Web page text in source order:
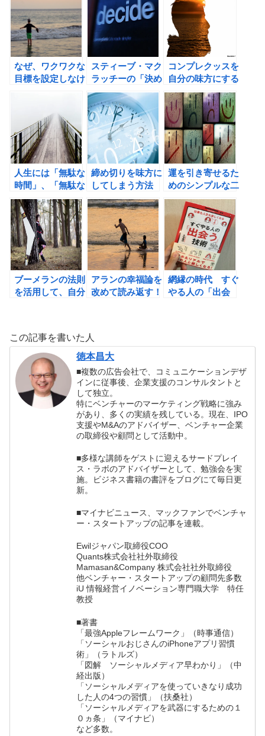
しよう！
ン）
なぜ、ワクワクな
目標を設定しなけ
スティーブ・マク
ラッチーの「決め
る―すべてを一瞬
で判断できるシン
プルな技法」の書
評
コンプレクッスを
自分の味方にする
方法
人生には「無駄な
時間」、「無駄な
経験」は、決して
ないのである。
締め切りを味方に
してしまう方法
運を引き寄せるた
めのシンプルな二
つのルール
ブーメランの法則
を活用して、自分
アランの幸福論を
改めて読み返す！
網縁の時代 すぐ
やる人の「出会
この記事を書いた人
徳本昌大
■複数の広告会社で、コミュニケーションデザ
インに従事後、企業支援のコンサルタントと
して独立。
特にベンチャーのマーケティング戦略に強み
があり、多くの実績を残している。現在、IPO
支援やM&Aのアドバイザー、ベンチャー企業
の取締役や顧問として活動中。
■多様な講師をゲストに迎えるサードプレイ
ス・ラボのアドバイザーとして、勉強会を実
施。ビジネス書籍の書評をブログにて毎日更
新。
■マイナビニュース、マックファンでベンチャ
ー・スタートアップの記事を連載。
Ewilジャパン取締役COO
Quants株式会社社外取締役
Mamasan&Company 株式会社社外取締役
他ベンチャー・スタートアップの顧問先多数
iU 情報経営イノベーション専門職大学 特任
教授
■著書
「最強Appleフレームワーク」（時事通信）
「ソーシャルおじさんのiPhoneアプリ習慣
術」（ラトルズ）
「図解 ソーシャルメディア早わかり」（中
経出版）
「ソーシャルメディアを使っていきなり成功
した人の4つの習慣」（扶桑社）
「ソーシャルメディアを武器にするための１
０ヵ条」（マイナビ）
など多数。